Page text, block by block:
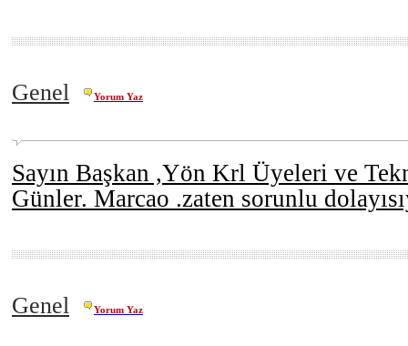
Genel Yorum Yaz
Sayın Başkan ,Yön Krl Üyeleri ve
Günler. Marcao .zaten sorunlu
Genel Yorum Yaz